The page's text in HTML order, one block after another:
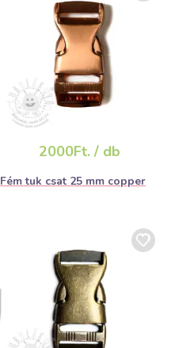
2000Ft. / db
Fém tuk csat 25 mm copper